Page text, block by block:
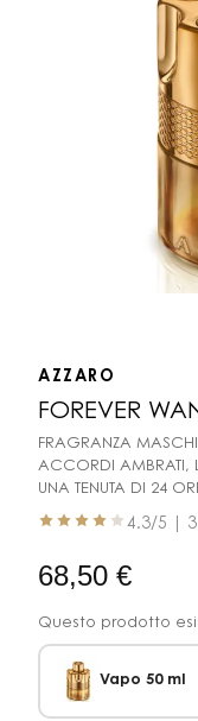
AZZARO
FOREVER
FRAGRANZA
ACCORDI AMBRATI,
UNA TENUTA DI 24
4.3/5 |
68,50 €
Questo prodotto
Vapo 50 ml